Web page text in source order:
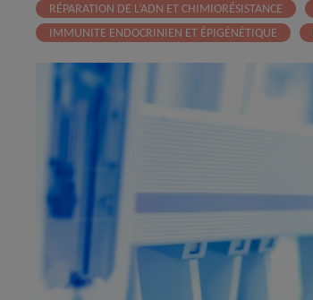
RÉPARATION DE L’ADN ET CHIMIORÉSISTANCE
IMMUNITE ENDOCRINIEN ET ÉPIGÉNÉTIQUE